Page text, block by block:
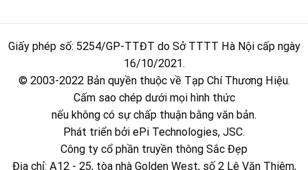
Giấy phép số: 5254/GP-TTĐT do Sở TTTT Hà Nội cấp ngày
16/10/2021.
© 2003-2022 Bản quyền thuộc về Tạp Chí Thương Hiệu.
Cấm sao chép dưới mọi hình thức
nếu không có sự chấp thuận bằng văn bản.
Phát triển bởi ePi Technologies, JSC.
Công ty cổ phần truyền thông Sắc Đẹp
Địa chỉ: A12 - 25, tòa nhà Golden West, số 2 Lê Văn Thiêm,